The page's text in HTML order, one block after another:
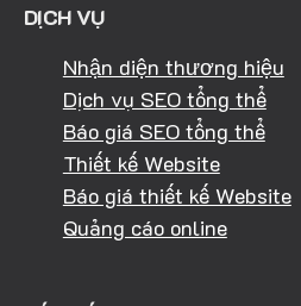
DỊCH VỤ
Nhận diện thương hiệu
Dịch vụ SEO tổng thể
Báo giá SEO tổng thể
Thiết kế Website
Báo giá thiết kế Website
Quảng cáo online